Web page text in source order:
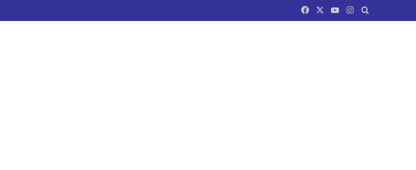
FacebookYouTubeInstagram